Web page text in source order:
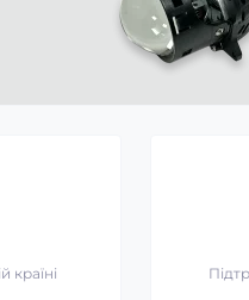
країні